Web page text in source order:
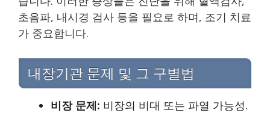
초음파, 내시경 검사 등을 필요로 하며, 조기 치료
가 중요합니다.
내장기관 문제 및 그 구별법
비장 문제: 비장의 비대 또는 파열 가능성.